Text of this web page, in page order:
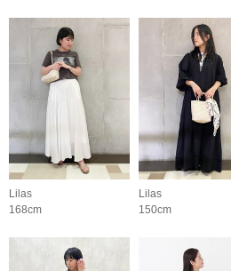
Lilas
168cm
Lilas
150cm